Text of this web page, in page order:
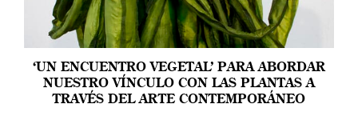
‘UN ENCUENTRO VEGETAL’ PARA ABORDAR
NUESTRO VÍNCULO CON LAS PLANTAS A
TRAVÉS DEL ARTE CONTEMPORÁNEO